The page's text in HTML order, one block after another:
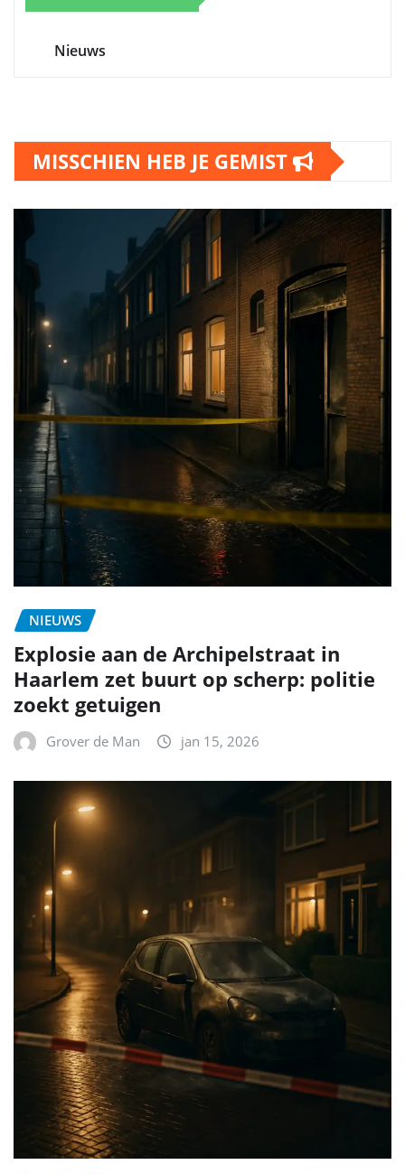
Nieuws
MISSCHIEN HEB JE GEMIST
NIEUWS
Explosie aan de Archipelstraat in
Haarlem zet buurt op scherp: politie
zoekt getuigen
Grover de Man jan 15, 2026